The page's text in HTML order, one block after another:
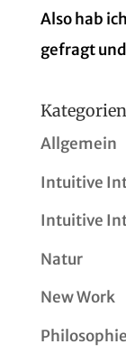
Also hab
gefragt
Kategorien
Allgemein
Intuitive
Intuitive
Natur
New Work
Philosophie